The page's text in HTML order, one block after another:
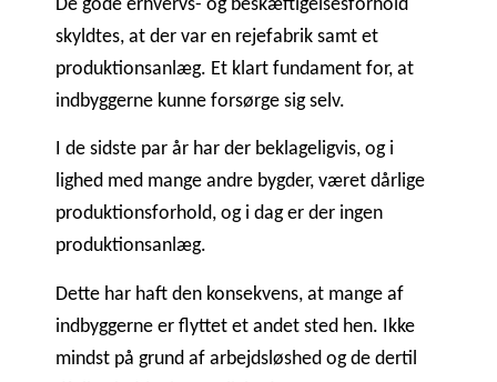
De gode erhvervs- og beskæftigelsesforhold
skyldtes, at der var en rejefabrik samt et
produktionsanlæg. Et klart fundament for, at
indbyggerne kunne forsørge sig selv.
I de sidste par år har der beklageligvis, og i
lighed med mange andre bygder, været dårlige
produktionsforhold, og i dag er der ingen
produktionsanlæg.
Dette har haft den konsekvens, at mange af
indbyggerne er flyttet et andet sted hen. Ikke
mindst på grund af arbejdsløshed og de dertil